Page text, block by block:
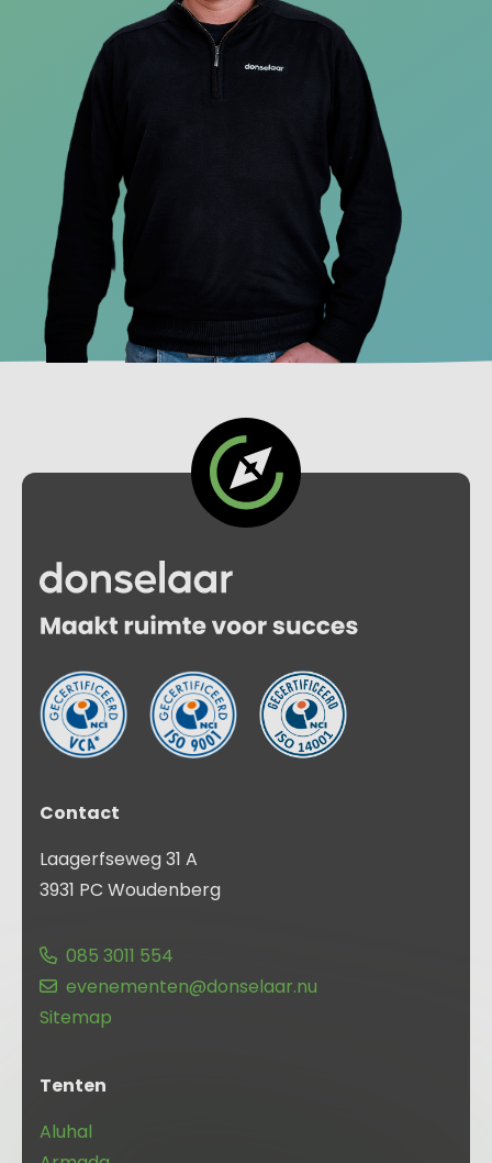
Contact
Laagerfseweg 31 A
3931 PC Woudenberg
085 3011 554
evenementen@donselaar.nu
Sitemap
Tenten
Aluhal